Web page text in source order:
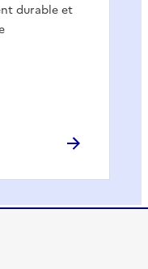
durable et